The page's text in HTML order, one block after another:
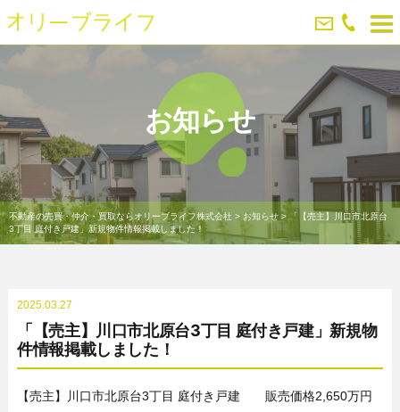
お知らせ
不動産の売買・仲介・買取ならオリーブライフ株式会社 > お知らせ> 「【売主】川口市北原台
3丁目 庭付き戸建」新規物件情報掲載しました！
2025.03.27
「【売主】川口市北原台3丁目 庭付き戸建」新規物
件情報掲載しました！
【売主】川口市北原台3丁目 庭付き戸建 販売価格2,650万円